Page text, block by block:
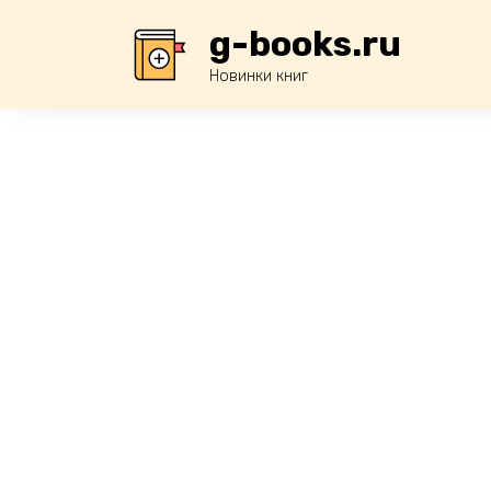
g-books.ru
Новинки книг